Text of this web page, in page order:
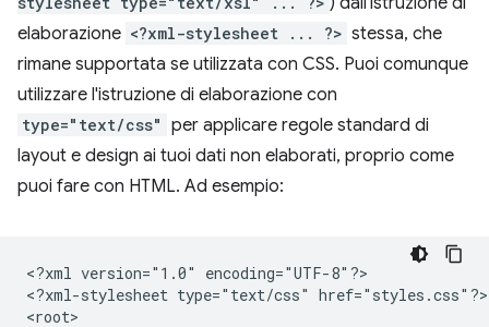
elaborazione <?xml-stylesheet ... ?> stessa, che
rimane supportata se utilizzata con CSS. Puoi comunque
utilizzare l'istruzione di elaborazione con
type="text/css" per applicare regole standard di
layout e design ai tuoi dati non elaborati, proprio come
puoi fare con HTML. Ad esempio:
<?xml version="1.0"
encoding="UTF-8"?>
<?xml-stylesheet type="text/css" href="styles.css"?>